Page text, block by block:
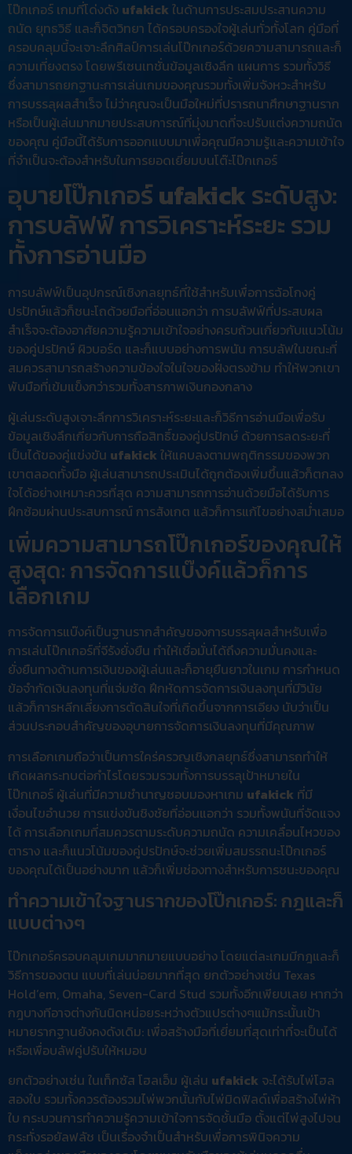
โป๊กเกอร์ เกมที่โด่งดัง ufakick ในด้านการประสมประสานความ
ถนัด ยุทธวิธี และก็จิตวิทยา ได้ครอบครองใจผู้เล่นทั่วทั้งโลก คู่มือที่
ครอบคลุมนี้จะเจาะลึกศิลป์การเล่นโป๊กเกอร์ด้วยความสามารถและก็
ความเที่ยงตรง โดยพรีเซนเทชั่นข้อมูลเชิงลึก แผนการ รวมทั้งวิธี
ซึ่งสามารถยกฐานะการเล่นเกมของคุณรวมทั้งเพิ่มจังหวะสำหรับ
การบรรลุผลสำเร็จ ไม่ว่าคุณจะเป็นมือใหม่ที่ปรารถนาศึกษาฐานราก
หรือเป็นผู้เล่นมากมายประสบการณ์ที่มุ่งมาดที่จะปรับแต่งความถนัด
ของคุณ คู่มือนี้ได้รับการออกแบบมาเพื่อคุณมีความรู้และความเข้าใจ
ที่จำเป็นจะต้องสำหรับในการยอดเยี่ยมบนโต๊ะโป๊กเกอร์
อุบายโป๊กเกอร์ufakickระดับสูง:
การบลัฟฟ์ การวิเคราะห์ระยะ รวม
ทั้งการอ่านมือ
การบลัฟฟ์เป็นอุปกรณ์เชิงกลยุทธ์ที่ใช้สำหรับเพื่อการฉ้อโกงคู่
ปรปักษ์แล้วก็ชนะโถด้วยมือที่อ่อนแอกว่า การบลัฟฟ์ที่ประสบผล
สำเร็จจะต้องอาศัยความรู้ความเข้าใจอย่างครบถ้วนเกี่ยวกับแนวโน้ม
ของคู่ปรปักษ์ ผิวบอร์ด และก็แบบอย่างการพนัน การบลัฟในขณะที่
สมควรสามารถสร้างความข้องใจในใจของฝั่งตรงข้าม ทำให้พวกเขา
พับมือที่เข้มแข็งกว่ารวมทั้งสารภาพเงินกองกลาง
ผู้เล่นระดับสูงเจาะลึกการวิเคราะห์ระยะและก็วิธีการอ่านมือเพื่อรับ
ข้อมูลเชิงลึกเกี่ยวกับการถือสิทธิ์ของคู่ปรปักษ์ ด้วยการลดระยะที่
เป็นได้ของคู่แข่งขัน ufakick ให้แคบลงตามพฤติกรรมของพวก
เขาตลอดทั้งมือ ผู้เล่นสามารถประเมินได้ถูกต้องเพิ่มขึ้นแล้วก็ตกลง
ใจได้อย่างเหมาะควรที่สุด ความสามารถการอ่านด้วยมือได้รับการ
ฝึกซ้อมผ่านประสบการณ์ การสังเกต แล้วก็การแก้ไขอย่างสม่ำเสมอ
เพิ่มความสามารถโป๊กเกอร์ของคุณให้
สูงสุด: การจัดการแบ๊งค์แล้วก็การ
เลือกเกม
การจัดการแบ๊งค์เป็นฐานรากสำคัญของการบรรลุผลสำหรับเพื่อ
การเล่นโป๊กเกอร์ที่จีรังยั่งยืน ทำให้เชื่อมั่นได้ถึงความมั่นคงและ
ยั่งยืนทางด้านการเงินของผู้เล่นและก็อายุยืนยาวในเกม การกำหนด
ข้อจำกัดเงินลงทุนที่แจ่มชัด ฝึกหัดการจัดการเงินลงทุนที่มีวินัย
แล้วก็การหลีกเลี่ยงการตัดสินใจที่เกิดขึ้นจากการเอียง นับว่าเป็น
ส่วนประกอบสำคัญของอุบายการจัดการเงินลงทุนที่มีคุณภาพ
การเลือกเกมถือว่าเป็นการใคร่ครวญเชิงกลยุทธ์ซึ่งสามารถทำให้
เกิดผลกระทบต่อกำไรโดยรวมรวมทั้งการบรรลุเป้าหมายใน
โป๊กเกอร์ ผู้เล่นที่มีความชำนาญชอบมองหาเกม ufakick ที่มี
เงื่อนไขอำนวย การแข่งขันชิงชัยที่อ่อนแอกว่า รวมทั้งพนันที่จัดแจง
ได้ การเลือกเกมที่สมควรตามระดับความถนัด ความเคลื่อนไหวของ
ตาราง และก็แนวโน้มของคู่ปรปักษ์จะช่วยเพิ่มสมรรถนะโป๊กเกอร์
ของคุณได้เป็นอย่างมาก แล้วก็เพิ่มช่องทางสำหรับการชนะของคุณ
ทำความเข้าใจฐานรากของโป๊กเกอร์: กฎและก็
แบบต่างๆ
โป๊กเกอร์ครอบคลุมเกมมากมายแบบอย่าง โดยแต่ละเกมมีกฎและก็
วิธีการของตน แบบที่เล่นบ่อยมากที่สุด ยกตัวอย่างเช่น Texas
Hold’em, Omaha, Seven-Card Stud รวมทั้งอีกเพียบเลย หากว่า
กฎบางทีอาจต่างกันนิดหน่อยระหว่างตัวแปรต่างๆแม้กระนั้นเป้า
หมายรากฐานยังคงดังเดิม: เพื่อสร้างมือที่เยี่ยมที่สุดเท่าที่จะเป็นได้
หรือเพื่อบลัฟคู่ปรับให้หมอบ
ยกตัวอย่างเช่น ในเท็กซัส โฮลเอ็ม ผู้เล่น ufakick จะได้รับไพ่โฮล
สองใบ รวมทั้งควรต้องรวมไพ่พวกนั้นกับไพ่มิดฟิลด์เพื่อสร้างไพ่ห้า
ใบ กระบวนการทำความรู้ความเข้าใจการจัดชั้นมือ ตั้งแต่ไพ่สูงไปจน
กระทั่งรอยัลฟลัช เป็นเรื่องจำเป็นสำหรับเพื่อการพินิจความ